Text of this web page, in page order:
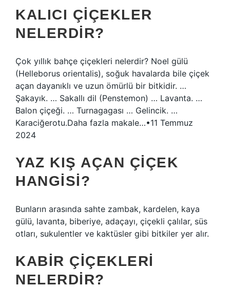
KALICI ÇIÇEKLER
NELERDIR?
Çok yıllık bahçe çiçekleri nelerdir? Noel gülü
(Helleborus orientalis), soğuk havalarda bile çiçek
açan dayanıklı ve uzun ömürlü bir bitkidir. …
Şakayık. … Sakallı dil (Penstemon) … Lavanta. …
Balon çiçeği. … Turnagagası … Gelincik. …
Karaciğerotu.Daha fazla makale…•11 Temmuz
2024
YAZ KIŞ AÇAN ÇIÇEK
HANGISI?
Bunların arasında sahte zambak, kardelen, kaya
gülü, lavanta, biberiye, adaçayı, çiçekli çalılar, süs
otları, sukulentler ve kaktüsler gibi bitkiler yer alır.
KABIR ÇIÇEKLERI
NELERDIR?